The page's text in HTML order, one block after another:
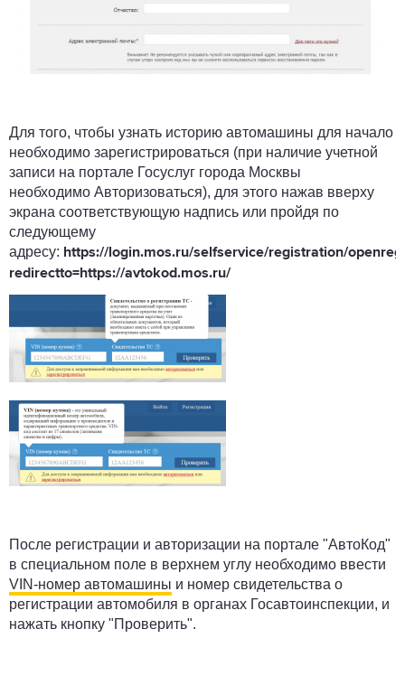
Для того, чтобы узнать историю автомашины для начало
необходимо зарегистрироваться (при наличие учетной
записи на портале Госуслуг города Москвы
необходимо Авторизоваться), для этого нажав вверху
экрана соответствующую надпись или пройдя по
следующему
адресу: https://login.mos.ru/selfservice/registration/
redirectto=https://avtokod.mos.ru/
После регистрации и авторизации на портале "АвтоКод"
в специальном поле в верхнем углу необходимо ввести
VIN-номер автомашины и номер свидетельства о
регистрации автомобиля в органах Госавтоинспекции, и
нажать кнопку "Проверить".